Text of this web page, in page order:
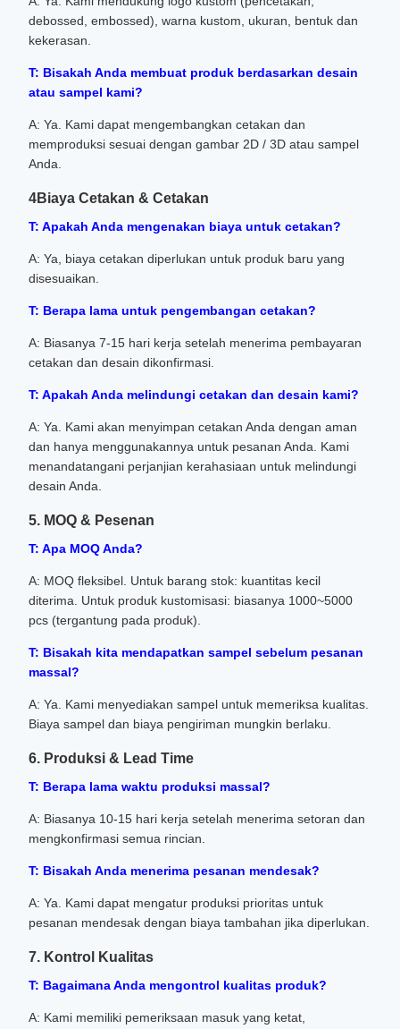
debossed, embossed), warna kustom, ukuran, bentuk dan
kekerasan.
T: Bisakah Anda membuat produk berdasarkan desain
atau sampel kami?
A: Ya. Kami dapat mengembangkan cetakan dan
memproduksi sesuai dengan gambar 2D / 3D atau sampel
Anda.
4Biaya Cetakan & Cetakan
T: Apakah Anda mengenakan biaya untuk cetakan?
A: Ya, biaya cetakan diperlukan untuk produk baru yang
disesuaikan.
T: Berapa lama untuk pengembangan cetakan?
A: Biasanya 7-15 hari kerja setelah menerima pembayaran
cetakan dan desain dikonfirmasi.
T: Apakah Anda melindungi cetakan dan desain kami?
A: Ya. Kami akan menyimpan cetakan Anda dengan aman
dan hanya menggunakannya untuk pesanan Anda. Kami
menandatangani perjanjian kerahasiaan untuk melindungi
desain Anda.
5. MOQ & Pesenan
T: Apa MOQ Anda?
A: MOQ fleksibel. Untuk barang stok: kuantitas kecil
diterima. Untuk produk kustomisasi: biasanya 1000~5000
pcs (tergantung pada produk).
T: Bisakah kita mendapatkan sampel sebelum pesanan
massal?
A: Ya. Kami menyediakan sampel untuk memeriksa kualitas.
Biaya sampel dan biaya pengiriman mungkin berlaku.
6. Produksi & Lead Time
T: Berapa lama waktu produksi massal?
A: Biasanya 10-15 hari kerja setelah menerima setoran dan
mengkonfirmasi semua rincian.
T: Bisakah Anda menerima pesanan mendesak?
A: Ya. Kami dapat mengatur produksi prioritas untuk
pesanan mendesak dengan biaya tambahan jika diperlukan.
7. Kontrol Kualitas
T: Bagaimana Anda mengontrol kualitas produk?
A: Kami memiliki pemeriksaan masuk yang ketat,